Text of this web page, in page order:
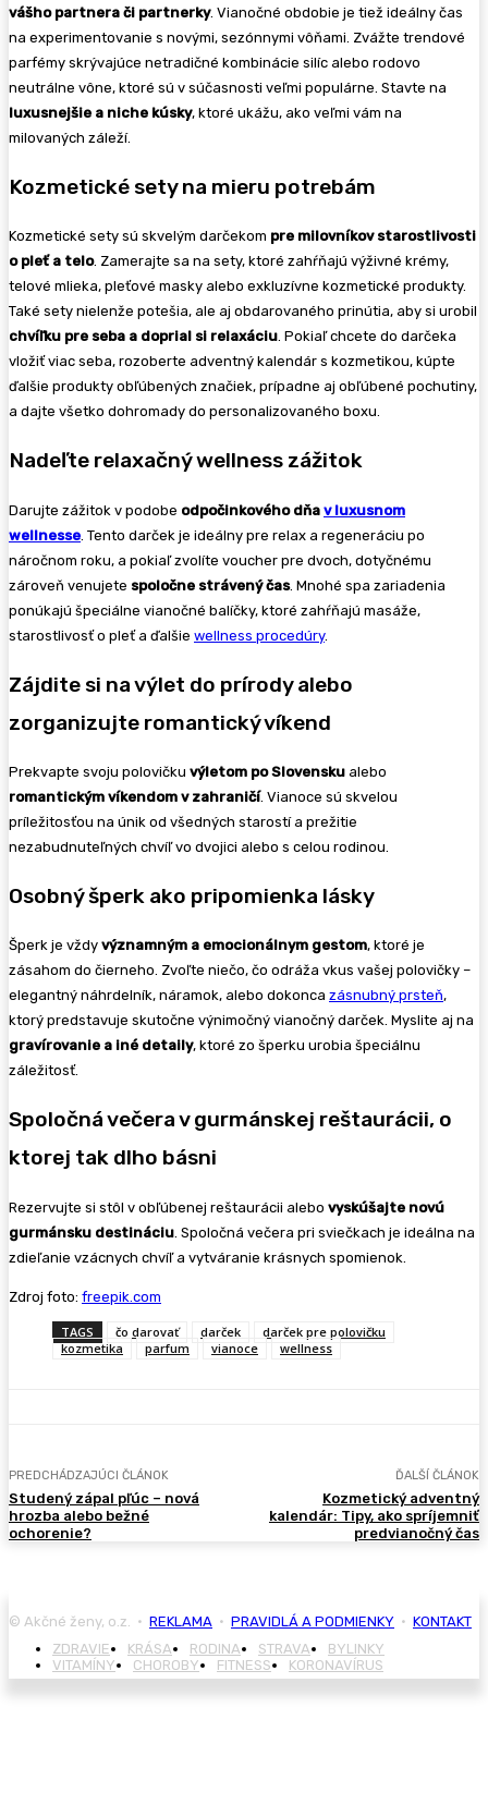
vášho partnera či partnerky. Vianočné obdobie je tiež ideálny čas
na experimentovanie s novými, sezónnymi vôňami. Zvážte trendové
parfémy skrývajúce netradičné kombinácie silíc alebo rodovo
neutrálne vône, ktoré sú v súčasnosti veľmi populárne. Stavte na
luxusnejšie a niche kúsky, ktoré ukážu, ako veľmi vám na
milovaných záleží.
Kozmetické sety na mieru potrebám
Kozmetické sety sú skvelým darčekom pre milovníkov starostlivosti
o pleť a telo. Zamerajte sa na sety, ktoré zahŕňajú výživné krémy,
telové mlieka, pleťové masky alebo exkluzívne kozmetické produkty.
Také sety nielenže potešia, ale aj obdarovaného prinútia, aby si urobil
chvíľku pre seba a doprial si relaxáciu. Pokiaľ chcete do darčeka
vložiť viac seba, rozoberte adventný kalendár s kozmetikou, kúpte
ďalšie produkty obľúbených značiek, prípadne aj obľúbené pochutiny,
a dajte všetko dohromady do personalizovaného boxu.
Nadeľte relaxačný wellness zážitok
Darujte zážitok v podobe odpočinkového dňa v luxusnom
wellnesse . Tento darček je ideálny pre relax a regeneráciu po
náročnom roku, a pokiaľ zvolíte voucher pre dvoch, dotyčnému
zároveň venujete spoločne strávený čas. Mnohé spa zariadenia
ponúkajú špeciálne vianočné balíčky, ktoré zahŕňajú masáže,
starostlivosť o pleť a ďalšie wellness procedúry.
Zájdite si na výlet do prírody alebo
zorganizujte romantický víkend
Prekvapte svoju polovičku výletom po Slovensku alebo
romantickým víkendom v zahraničí. Vianoce sú skvelou
príležitosťou na únik od všedných starostí a prežitie
nezabudnuteľných chvíľ vo dvojici alebo s celou rodinou.
Osobný šperk ako pripomienka lásky
Šperk je vždy významným a emocionálnym gestom, ktoré je
zásahom do čierneho. Zvoľte niečo, čo odráža vkus vašej polovičky –
elegantný náhrdelník, náramok, alebo dokonca zásnubný prsteň,
ktorý predstavuje skutočne výnimočný vianočný darček. Myslite aj na
gravírovanie a iné detaily, ktoré zo šperku urobia špeciálnu
záležitosť.
Spoločná večera v gurmánskej reštaurácii, o
ktorej tak dlho básni
Rezervujte si stôl v obľúbenej reštaurácii alebo vyskúšajte novú
gurmánsku destináciu . Spoločná večera pri sviečkach je ideálna na
zdieľanie vzácnych chvíľ a vytváranie krásnych spomienok.
Zdroj foto: freepik.com
TAGS čo darovať darček
darček pre polovičku
kozmetika
parfum vianoce wellness
PREDCHÁDZAJÚCI ČLÁNOK
Studený zápal pľúc – nová
hrozba alebo bežné
ochorenie?
ĎALŠÍ ČLÁNOK
Kozmetický adventný
kalendár: Tipy, ako spríjemniť
predvianočný čas
© Akčné ženy, o.z. • REKLAMA • PRAVIDLÁ A PODMIENKY • KONTAKT
ZDRAVIE
KRÁSA RODINA STRAVA
BYLINKY
VITAMÍNY
CHOROBY FITNESS KORONAVÍRUS